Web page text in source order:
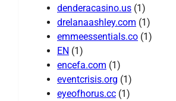
denderacasino.us (1)
drelanaashley.com (1)
emmeessentials.co (1)
EN (1)
encefa.com (1)
eventcrisis.org (1)
eyeofhorus.cc (1)